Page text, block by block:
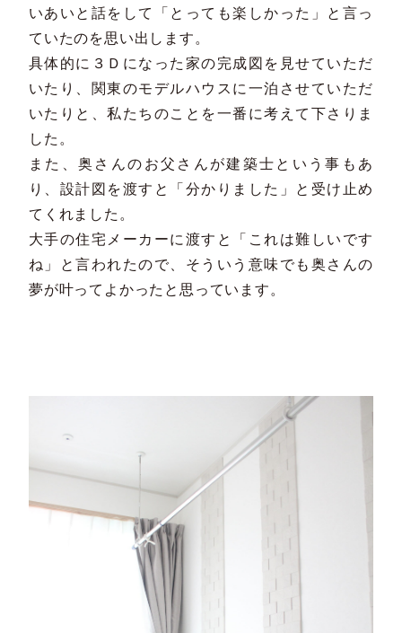
いあいと話をして「とっても楽しかった」と言っ
ていたのを思い出します。
具体的に３Ｄになった家の完成図を見せていただ
いたり、関東のモデルハウスに一泊させていただ
いたりと、私たちのことを一番に考えて下さりま
した。
また、奥さんのお父さんが建築士という事もあ
り、設計図を渡すと「分かりました」と受け止め
てくれました。
大手の住宅メーカーに渡すと「これは難しいです
ね」と言われたので、そういう意味でも奥さんの
夢が叶ってよかったと思っています。